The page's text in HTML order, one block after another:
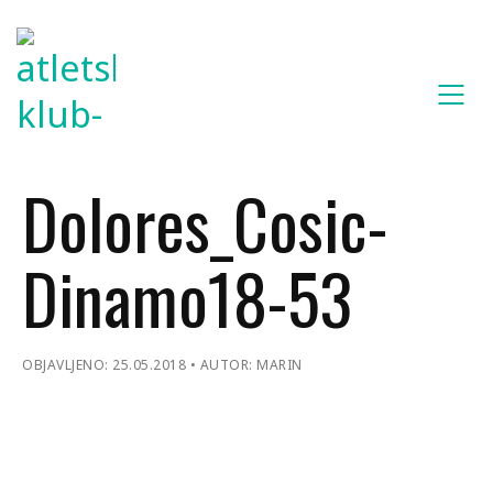
Dolores_Cosic-
Dinamo18-53
OBJAVLJENO: 25.05.2018 AUTOR: MARIN